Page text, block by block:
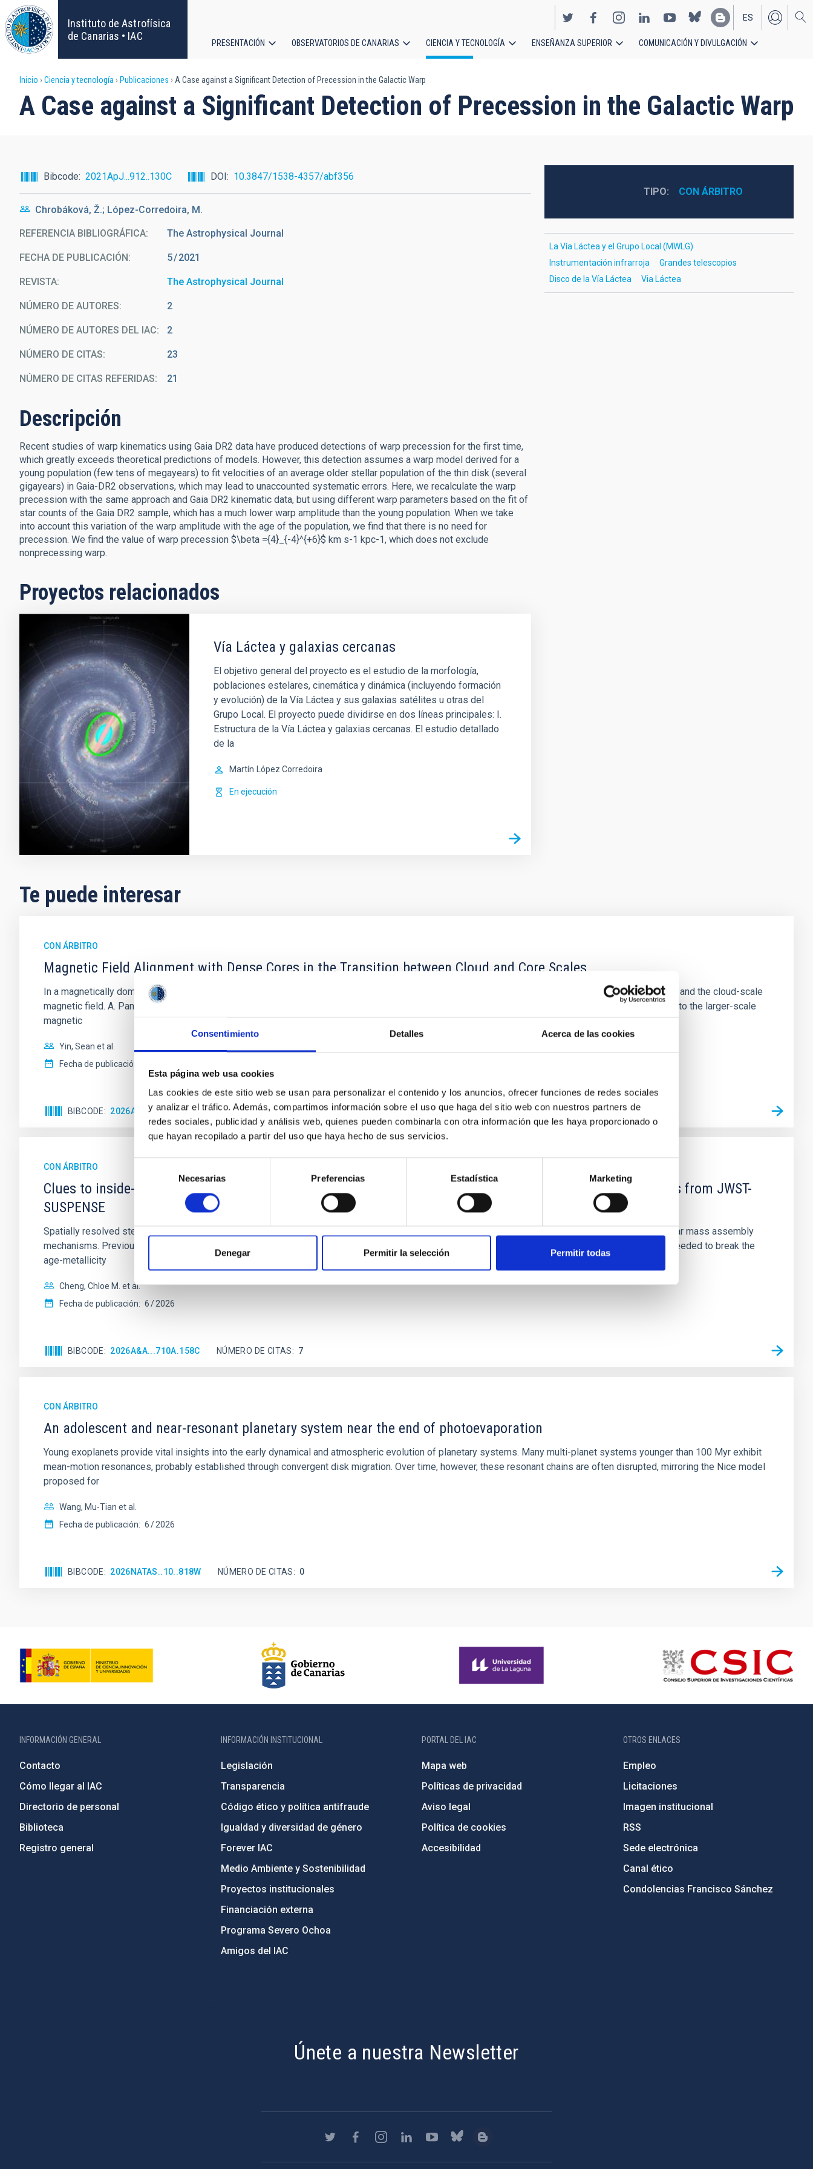
Consentimiento Detalles Acerca de las cookies
Esta página web usa cookies
Las cookies de este sitio web se usan para personalizar el contenido y los anuncios, ofrecer funciones de redes sociales
y analizar el tráfico. Además, compartimos información sobre el uso que haga del sitio web con nuestros partners de
redes sociales, publicidad y análisis web, quienes pueden combinarla con otra información que les haya proporcionado o
que hayan recopilado a partir del uso que haya hecho de sus servicios.
consentimiento
Necesarias Preferencias Estadística Marketing
Denegar Permitir la selección Permitir todas
Pasar
al
contenido
principal
Instituto de Astrofísica
de Canarias • IAC
EN
ES
principal
PRESENTACIÓN OBSERVATORIOS DE CANARIAS CIENCIA Y TECNOLOGÍA ENSEÑANZA SUPERIOR COMUNICACIÓN Y DIVULGACIÓN
Sobrescribir
enlaces
ayuda
a
la
navegación
Inicio Ciencia y tecnología Publicaciones A Case against a Significant Detection of Precession in the Galactic Warp
A Case against a Significant Detection of Precession in the Galactic Warp
Bibcode 2021ApJ...912..130C DOI 10.3847/1538-4357/abf356
Chrobáková, Ž.; López-Corredoira, M.
REFERENCIA BIBLIOGRÁFICA The Astrophysical Journal
FECHA DE PUBLICACIÓN: 5 2021
REVISTA The Astrophysical Journal
NÚMERO DE AUTORES 2
NÚMERO DE AUTORES DEL IAC 2
NÚMERO DE CITAS 23
NÚMERO DE CITAS REFERIDAS 21
Descripción
Recent studies of warp kinematics using Gaia DR2 data have produced detections of warp precession for the first time,
which greatly exceeds theoretical predictions of models. However, this detection assumes a warp model derived for a
young population (few tens of megayears) to fit velocities of an average older stellar population of the thin disk (several
gigayears) in Gaia-DR2 observations, which may lead to unaccounted systematic errors. Here, we recalculate the warp
precession with the same approach and Gaia DR2 kinematic data, but using different warp parameters based on the fit of
star counts of the Gaia DR2 sample, which has a much lower warp amplitude than the young population. When we take
into account this variation of the warp amplitude with the age of the population, we find that there is no need for
precession. We find the value of warp precession $\beta ={4}_{-4}^{+6}$ km s-1 kpc-1, which does not exclude
nonprecessing warp.
Proyectos relacionados
Vía Láctea y galaxias cercanas
El objetivo general del proyecto es el estudio de la morfología,
poblaciones estelares, cinemática y dinámica (incluyendo formación
y evolución) de la Vía Láctea y sus galaxias satélites u otras del
Grupo Local. El proyecto puede dividirse en dos líneas principales: I.
Estructura de la Vía Láctea y galaxias cercanas. El estudio detallado
de la
Martín López Corredoira
En ejecución
TIPO CON ÁRBITRO
La Vía Láctea y el Grupo Local (MWLG)
Instrumentación infrarroja
Grandes telescopios
Disco de la Vía Láctea
Via Láctea
Te puede interesar
CON ÁRBITRO
Magnetic Field Alignment with Dense Cores in the Transition between Cloud and Core Scales
In a magnetically dominated model of star formation, we expect to see alignments between the magnetic field orientation of star-forming dense cores and the cloud-scale
magnetic field. A. Pandhi et al. showed instead, however, that the orientation of cores and their angular momentum vectors appear random with respect to the larger-scale
magnetic
Yin, Sean et al.
Fecha de publicación:
BIBCODE 2026APJ..1003...83Y NÚMERO DE CITAS 0
CON ÁRBITRO
Clues to inside-out quenching in quiescent galaxies at 1.2 ≲ z ≲ 2.2: Age, Fe-, and Mg-abundance gradients from JWST-
SUSPENSE
Spatially resolved stellar populations of massive quiescent galaxies at cosmic noon provide powerful insights into star-formation quenching and stellar mass assembly
mechanisms. Previous photometric studies have revealed that the cores of these galaxies are redder than their outskirts. However, spectroscopy is needed to break the
age-metallicity
Cheng, Chloe M. et al.
Fecha de publicación: 6 2026
BIBCODE 2026A&A...710A.158C NÚMERO DE CITAS 7
CON ÁRBITRO
An adolescent and near-resonant planetary system near the end of photoevaporation
Young exoplanets provide vital insights into the early dynamical and atmospheric evolution of planetary systems. Many multi-planet systems younger than 100 Myr exhibit
mean-motion resonances, probably established through convergent disk migration. Over time, however, these resonant chains are often disrupted, mirroring the Nice model
proposed for
Wang, Mu-Tian et al.
Fecha de publicación: 6 2026
BIBCODE 2026NATAS..10..818W NÚMERO DE CITAS 0
INFORMACIÓN GENERAL
Contacto
Cómo llegar al IAC
Directorio de personal
Biblioteca
Registro general
INFORMACIÓN INSTITUCIONAL
Legislación
Transparencia
Código ético y política antifraude
Igualdad y diversidad de género
Forever IAC
Medio Ambiente y Sostenibilidad
Proyectos institucionales
Financiación externa
Programa Severo Ochoa
Amigos del IAC
PORTAL DEL IAC
Mapa web
Políticas de privacidad
Aviso legal
Política de cookies
Accesibilidad
OTROS ENLACES
Empleo
Licitaciones
Imagen institucional
RSS
Sede electrónica
Canal ético
Condolencias Francisco Sánchez
Únete a nuestra Newsletter